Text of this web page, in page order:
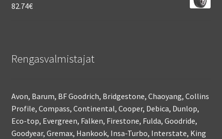
82.74€
Rengasvalmistajat
Avon, Barum, BF Goodrich, Bridgestone, Chaoyang, Collins
Profile, Compass, Continental, Cooper, Debica, Dunlop,
Eco-top, Evergreen, Falken, Firestone, Fulda, Goodride,
Goodyear, Gremax, Hankook, Insa-Turbo, Interstate, King